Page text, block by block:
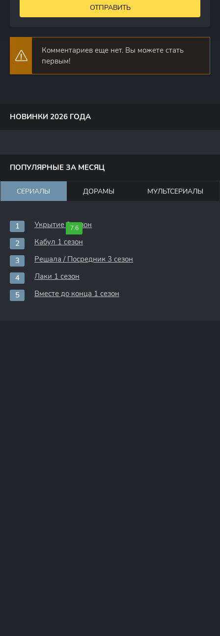
ОТПРАВИТЬ
Комментариев еще нет. Вы можете стать
первым!
НОВИНКИ 2026 ГОДА
ПОПУЛЯРНЫЕ ЗА МЕСЯЦ
СЕРИАЛЫ ДОРАМЫ МУЛЬТСЕРИАЛЫ
7.6
Укрытие 3 сезон
Кабул 1 сезон
Решала / Посредник 3 сезон
Лаки 1 сезон
Вместе до конца 1 сезон